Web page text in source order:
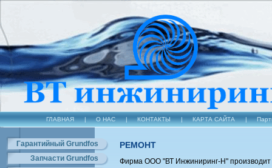
ГЛАВНАЯ | О НАС | КОНТАКТЫ | КАРТА САЙТА |
Гарантийный Grundfos
Запчасти Grundfos
РЕМОНТ
Фирма ООО "ВТ Инжиниринг-Н" производит